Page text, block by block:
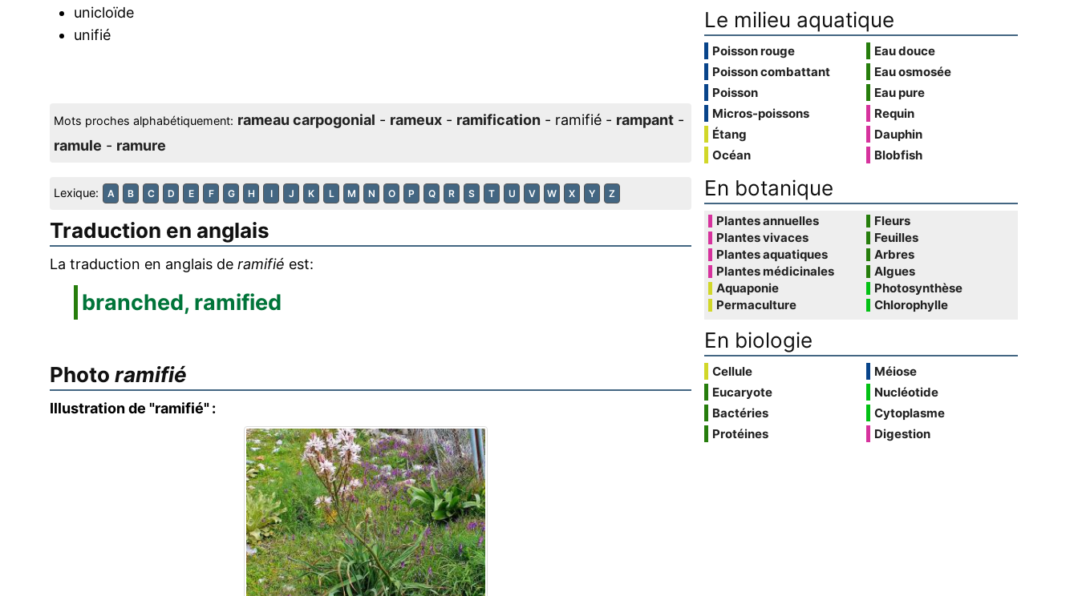
unicloïde
unifié
Mots proches alphabétiquement: rameau carpogonial - rameux - ramification - ramifié - rampant -
ramule - ramure
Lexique: A B C D E F G H I J K L M N O P Q R S T U V W X Y Z
Traduction en anglais
La traduction en anglais de ramifié est:
branched, ramified
Photo ramifié
Illustration de "ramifié" :
Le milieu aquatique
Poisson rouge
Poisson combattant
Poisson
Micros-poissons
Étang
Océan
Eau douce
Eau osmosée
Eau pure
Requin
Dauphin
Blobfish
En botanique
Plantes annuelles
Plantes vivaces
Plantes aquatiques
Plantes médicinales
Aquaponie
Permaculture
Fleurs
Feuilles
Arbres
Algues
Photosynthèse
Chlorophylle
En biologie
Cellule
Eucaryote
Bactéries
Protéines
Méiose
Nucléotide
Cytoplasme
Digestion